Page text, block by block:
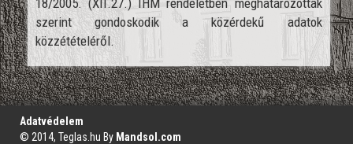
18/2005. (XII.27.) IHM rendeletben meghatározottak
szerint gondoskodik a közérdekű adatok
közzétételéről.
';
Adatvédelem
© 2014, Teglas.hu By Mandsol.com